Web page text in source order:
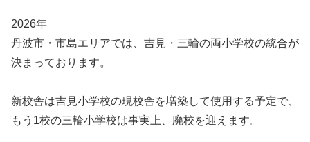
2026年
丹波市・市島エリアでは、吉見・三輪の両小学校の統合が
決まっております。
新校舎は吉見小学校の現校舎を増築して使用する予定で、
もう1校の三輪小学校は事実上、廃校を迎えます。